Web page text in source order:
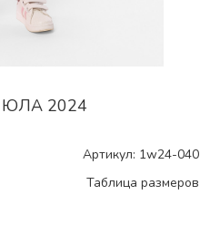
ЮЛА 2024
Артикул: 1w24-040
Таблица размеров